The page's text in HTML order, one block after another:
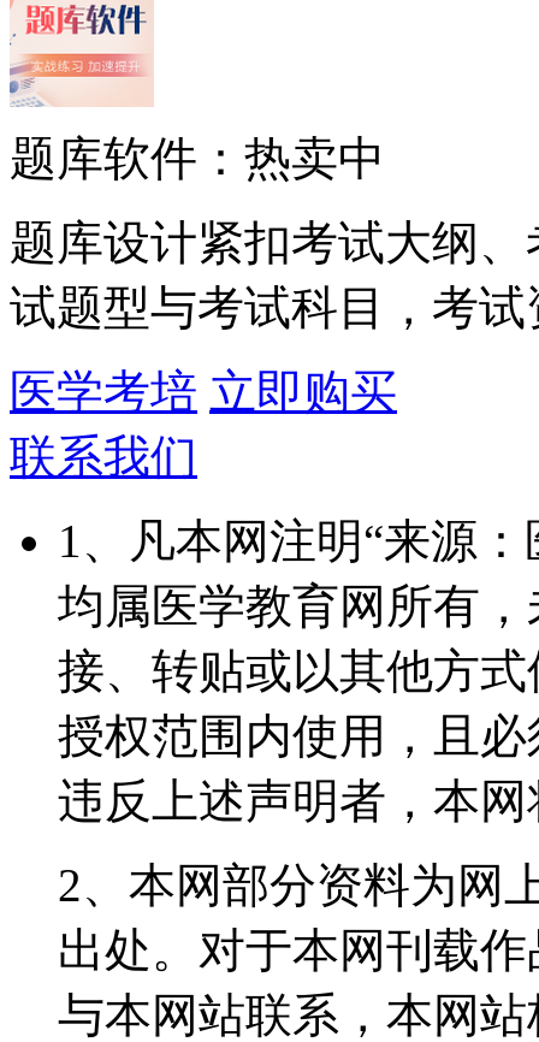
题库软件：热卖中
题库设计紧扣考试大纲
试题型与考试科目，考
医学考培 立即购买
联系我们
1、凡本网注明“来源
均属医学教育网所有
接、转贴或以其他方
授权范围内使用，且
违反上述声明者，本
2、本网部分资料为网
出处。对于本网刊载
与本网站联系，本网